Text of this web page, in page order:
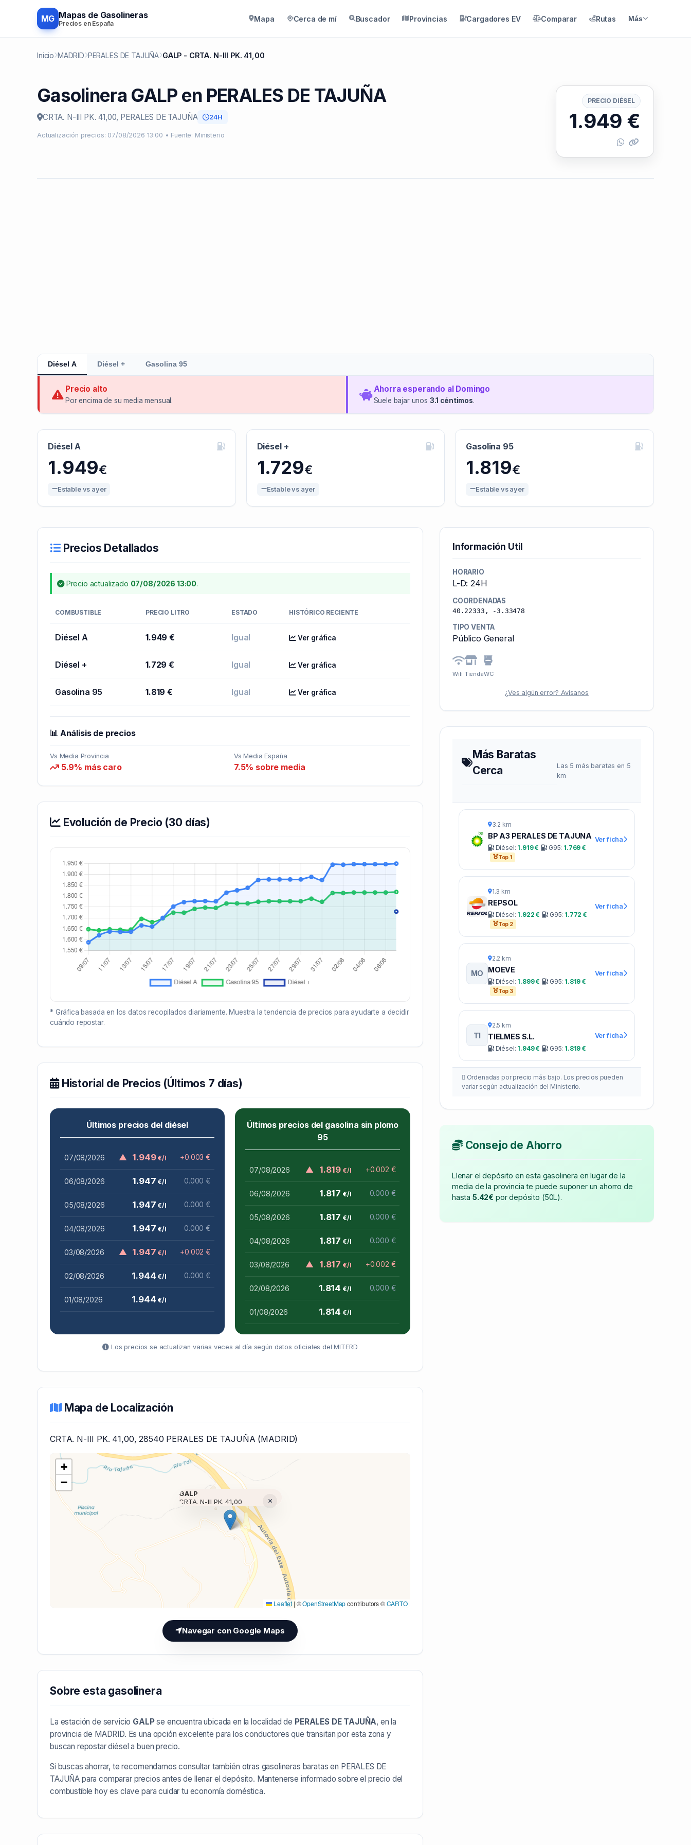
MG Mapas de Gasolineras
Precios en España
Mapa Cerca de mí Buscador Provincias Cargadores EV Comparar Rutas Más
Inicio MADRID PERALES DE TAJUÑA GALP - CRTA. N-III PK. 41,00
Gasolinera GALP en PERALES DE TAJUÑA
CRTA. N-III PK. 41,00, PERALES DE TAJUÑA 24H
Actualización precios: 07/08/2026 13:00 • Fuente: Ministerio
PRECIO DIÉSEL
1.949 €
Diésel A Diésel + Gasolina 95
Precio alto
Por encima de su media mensual.
Ahorra esperando al Domingo
Suele bajar unos 3.1 céntimos.
Diésel A
1.949€
Estable vs ayer
Diésel +
1.729€
Estable vs ayer
Gasolina 95
1.819€
Estable vs ayer
Precios Detallados
Precio actualizado 07/08/2026 13:00.
COMBUSTIBLE PRECIO LITRO ESTADO HISTÓRICO RECIENTE
Diésel A 1.949 € Igual Ver gráfica
Diésel + 1.729 € Igual Ver gráfica
Gasolina 95 1.819 € Igual Ver gráfica
📊 Análisis de precios
Vs Media Provincia
5.9% más caro
Vs Media España
7.5% sobre media
Evolución de Precio (30 días)
* Gráfica basada en los datos recopilados diariamente. Muestra la tendencia de precios para ayudarte a decidir
cuándo repostar.
Historial de Precios (Últimos 7 días)
Últimos precios del diésel
07/08/2026 ▲ 1.949€/l +0.003 €
06/08/2026 1.947€/l 0.000 €
05/08/2026 1.947€/l 0.000 €
04/08/2026 1.947€/l 0.000 €
03/08/2026 ▲ 1.947€/l +0.002 €
02/08/2026 1.944€/l 0.000 €
01/08/2026 1.944€/l
Últimos precios del gasolina sin plomo
95
07/08/2026 ▲ 1.819 €/l +0.002 €
06/08/2026 1.817 €/l 0.000 €
05/08/2026 1.817 €/l 0.000 €
04/08/2026 1.817 €/l 0.000 €
03/08/2026 ▲ 1.817 €/l +0.002 €
02/08/2026 1.814 €/l 0.000 €
01/08/2026 1.814 €/l
Los precios se actualizan varias veces al día según datos oficiales del MITERD
Mapa de Localización
CRTA. N-III PK. 41,00, 28540 PERALES DE TAJUÑA (MADRID)
Cargando mapa (V7 Inline)...
GALP
CRTA. N-III PK. 41,00
×
+
−
Leaflet | ©OpenStreetMapcontributors ©CARTO
Navegar con Google Maps
Sobre esta gasolinera
La estación de servicio GALPse encuentra ubicada en la localidad de PERALES DE TAJUÑA, en la
provincia de MADRID. Es una opción excelente para los conductores que transitan por esta zona y
buscan repostar diésel a buen precio.
Si buscas ahorrar, te recomendamos consultar también otras gasolineras baratas en PERALES DE
TAJUÑA para comparar precios antes de llenar el depósito. Mantenerse informado sobre el precio del
combustible hoy es clave para cuidar tu economía doméstica.
Información Util
HORARIO
L-D: 24H
COORDENADAS
40.22333, -3.33478
TIPO VENTA
Público General
Wifi TiendaWC
¿Ves algún error? Avísanos
Más Baratas
Cerca
Las 5 más baratas en 5
km
3.2 km
BP A3 PERALES DE TAJUNA
Diésel: 1.919 € G95: 1.769 €
Top 1
Ver ficha
1.3 km
REPSOL
Diésel: 1.922 € G95: 1.772 €
Top 2
Ver ficha
MO
2.2 km
MOEVE
Diésel: 1.899 € G95: 1.819 €
Top 3
Ver ficha
TI
2.5 km
TIELMES S.L.
Diésel: 1.949 € G95: 1.819 €
Ver ficha
Ordenadas por precio más bajo. Los precios pueden
variar según actualización del Ministerio.
Consejo de Ahorro
Llenar el depósito en esta gasolinera en lugar de la
media de la provincia te puede suponer un ahorro de
hasta 5.42€ por depósito (50L).